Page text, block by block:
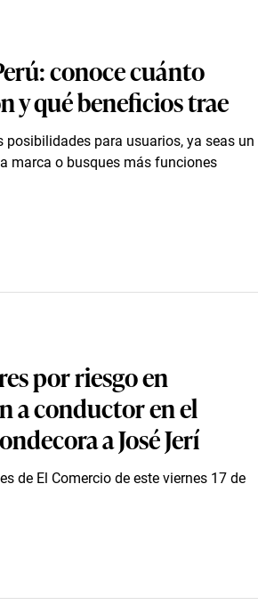
conoce cuánto
y qué beneficios trae
para usuarios, ya seas un
marca o busques más funciones
por riesgo en
a conductor en el
a José Jerí
de El Comercio de este viernes 17 de